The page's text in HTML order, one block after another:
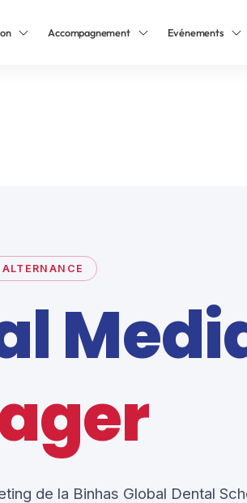
Accompagnement Evénements
de la Binhas Global Dental